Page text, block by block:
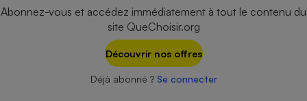
Abonnez-vous et accédez immédiatement à tout le contenu du
site QueChoisir.org
Découvrir nos offres
Déjà abonné ? Se connecter
Téléviseur
Antimoustique